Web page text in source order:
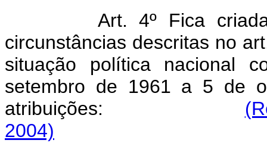
Art. 4º Fica
circunstâncias descritas no
situação política nacional
setembro de 1961 a 5 de
atribuições:
2004)